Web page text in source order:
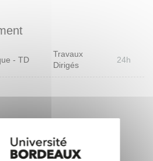
- TD
Travaux
Dirigés
24h